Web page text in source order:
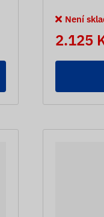
Není
2.125